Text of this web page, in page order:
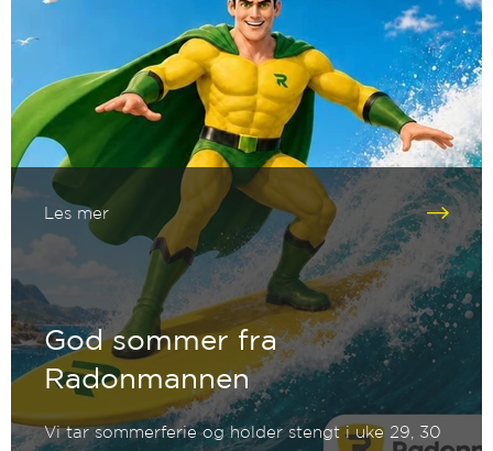
Les mer
God sommer fra
Radonmannen
Vi tar sommerferie og holder stengt i uke 29, 30